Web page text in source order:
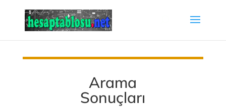
Arama
Sonuçları